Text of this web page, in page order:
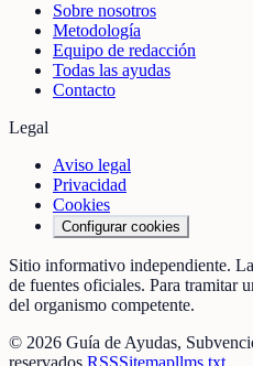
Sobre nosotros
Metodología
Equipo de redacción
Todas las ayudas
Contacto
Legal
Aviso legal
Privacidad
Cookies
Configurar cookies
Sitio informativo independiente.
de fuentes oficiales. Para tramitar
del organismo competente.
© 2026 Guía de Ayudas,